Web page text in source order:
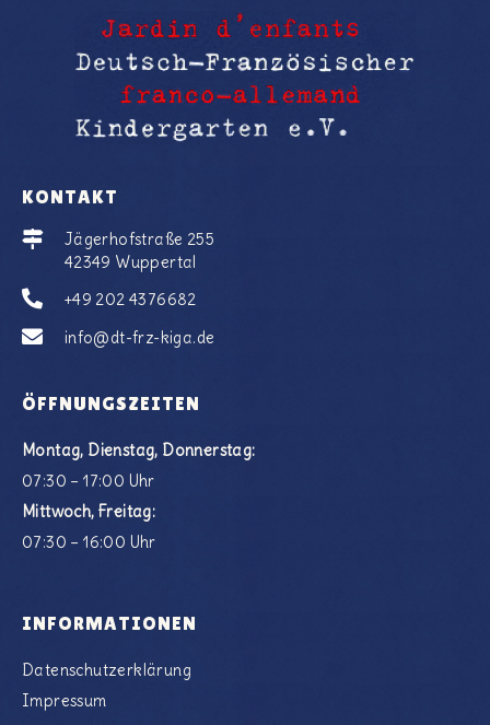
KONTAKT
Jägerhofstraße 255
42349 Wuppertal
+49 202 4376682
info@dt-frz-kiga.de
ÖFFNUNGSZEITEN
Montag, Dienstag, Donnerstag:
07:30 – 17:00 Uhr
Mittwoch, Freitag:
07:30 – 16:00 Uhr
INFORMATIONEN
Datenschutzerklärung
Impressum